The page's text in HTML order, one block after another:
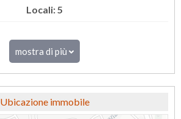
Locali: 5
mostra di più
Ubicazione immobile